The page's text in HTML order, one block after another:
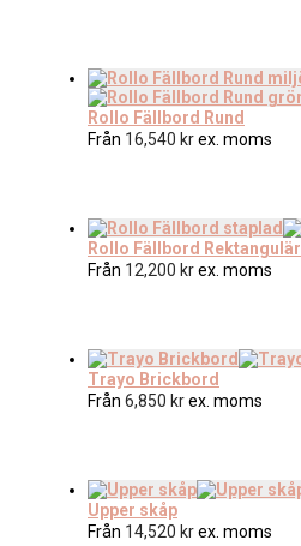
Rollo Fällbord Rund
Från 16,540 krex. moms
Rollo Fällbord Rektangulär
Från 12,200 krex. moms
Trayo Brickbord
Från 6,850 krex. moms
Upper skåp
Från 14,520 krex. moms